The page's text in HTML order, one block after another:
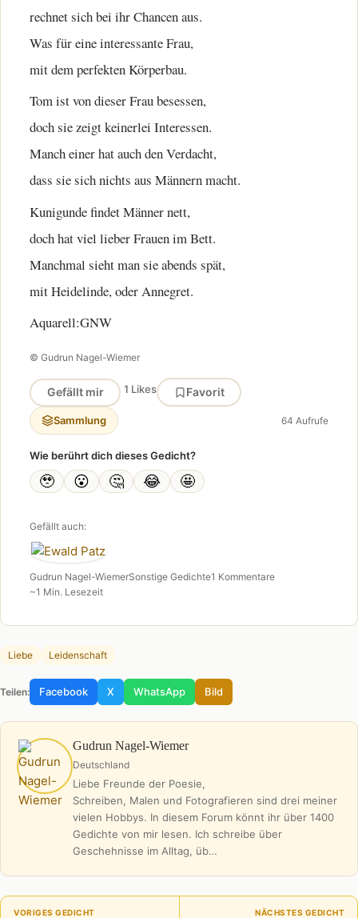
rechnet sich bei ihr Chancen aus.
Was für eine interessante Frau,
mit dem perfekten Körperbau.
Tom ist von dieser Frau besessen,
doch sie zeigt keinerlei Interessen.
Manch einer hat auch den Verdacht,
dass sie sich nichts aus Männern macht.
Kunigunde findet Männer nett,
doch hat viel lieber Frauen im Bett.
Manchmal sieht man sie abends spät,
mit Heidelinde, oder Annegret.
Aquarell:GNW
© Gudrun Nagel-Wiemer
Gefällt mir 1 Likes Favorit
Sammlung 64 Aufrufe
Wie berührt dich dieses Gedicht?
🥹 😮 🤔 😂 🤩
Gefällt auch:
Gudrun Nagel-WiemerSonstige Gedichte1 Kommentare
~1 Min. Lesezeit
Liebe Leidenschaft
Teilen: Facebook X WhatsApp Bild
Gudrun Nagel-Wiemer
Deutschland
Liebe Freunde der Poesie,
Schreiben, Malen und Fotografieren sind drei meiner
vielen Hobbys. In diesem Forum könnt ihr über 1400
Gedichte von mir lesen. Ich schreibe über
Geschehnisse im Alltag, üb…
VORIGES GEDICHT NÄCHSTES GEDICHT